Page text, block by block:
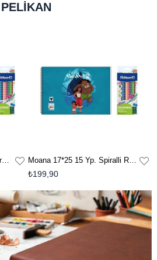
PELİKAN
Moana 17*25 15 Yp. Spiralli Resim Defteri - Pelikan Silverino Üçgen Kuru Boya Kalemi 2'li Set 2 Lilo&Stitch 25*35 15 Yp. Spiralli Resim Defteri - Pelikan Silverino Üçgen Kuru Boya Kalemi 2'li Set 4
₺379,90